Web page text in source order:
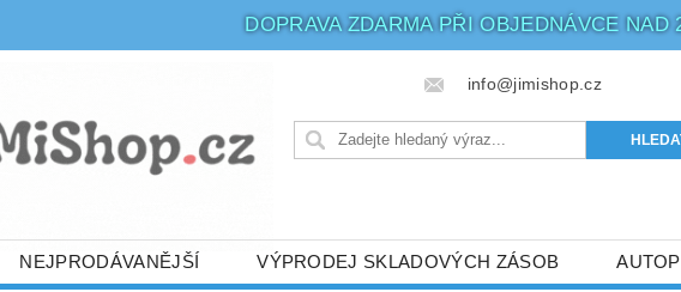
DOPRAVA ZDARMA PŘI OBJEDNÁVCE NAD
info@jimishop.cz
NEJPRODÁVANĚJŠÍ VÝPRODEJ SKLADOVÝCH ZÁSOB